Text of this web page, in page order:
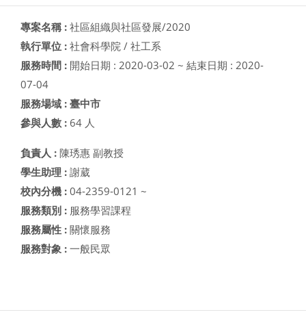
專案名稱 : 社區組織與社區發展/2020
執行單位 : 社會科學院 / 社工系
服務時間 : 開始日期 : 2020-03-02 ~ 結束日期 : 2020-
07-04
服務場域 : 臺中市
參與人數 : 64 人
負責人 : 陳琇惠 副教授
學生助理 : 謝葳
校內分機 : 04-2359-0121 ~
服務類別 : 服務學習課程
服務屬性 : 關懷服務
服務對象 : 一般民眾